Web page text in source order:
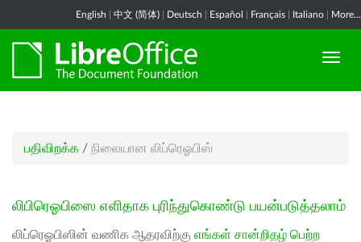
English 中文 (简体) Deutsch Español Français Italiano More...
பதிவிறக்க / நிலையான லிப்ரெஓபிஸ்
லிபிரெஓபிஸை எளிதாக புரிந்துகொண்டு பயன்படுத்தலாம்
லிப்ரெஓபிஸின் வணிக ஆதரவிற்கு எங்கள் சான்றிதழ் பெற்ற